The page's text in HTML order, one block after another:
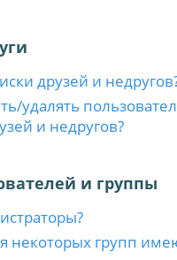
друзей и
удалять
и недругов?
и группы
некоторых групп